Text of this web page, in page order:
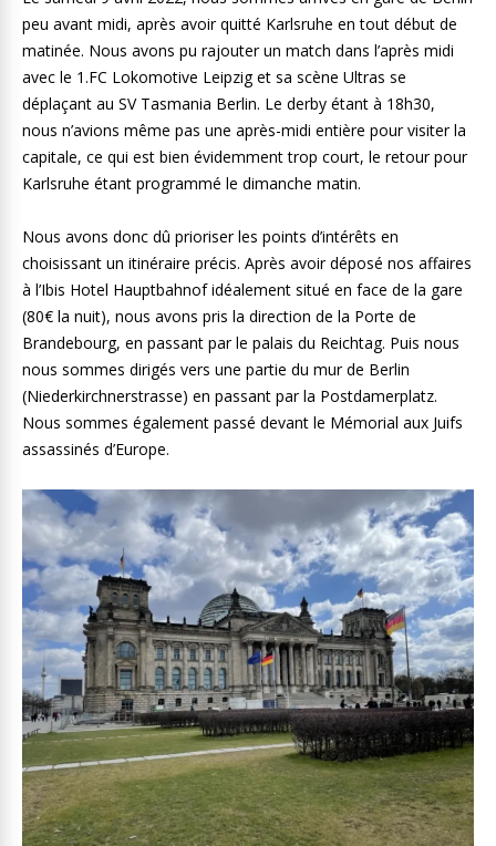
peu avant midi, après avoir quitté Karlsruhe en tout début de
matinée. Nous avons pu rajouter un match dans l’après midi
avec le 1.FC Lokomotive Leipzig et sa scène Ultras se
déplaçant au SV Tasmania Berlin. Le derby étant à 18h30,
nous n’avions même pas une après-midi entière pour visiter la
capitale, ce qui est bien évidemment trop court, le retour pour
Karlsruhe étant programmé le dimanche matin.
Nous avons donc dû prioriser les points d’intérêts en
choisissant un itinéraire précis. Après avoir déposé nos affaires
à l’Ibis Hotel Hauptbahnof idéalement situé en face de la gare
(80€ la nuit), nous avons pris la direction de la Porte de
Brandebourg, en passant par le palais du Reichtag. Puis nous
nous sommes dirigés vers une partie du mur de Berlin
(Niederkirchnerstrasse) en passant par la Postdamerplatz.
Nous sommes également passé devant le Mémorial aux Juifs
assassinés d’Europe.